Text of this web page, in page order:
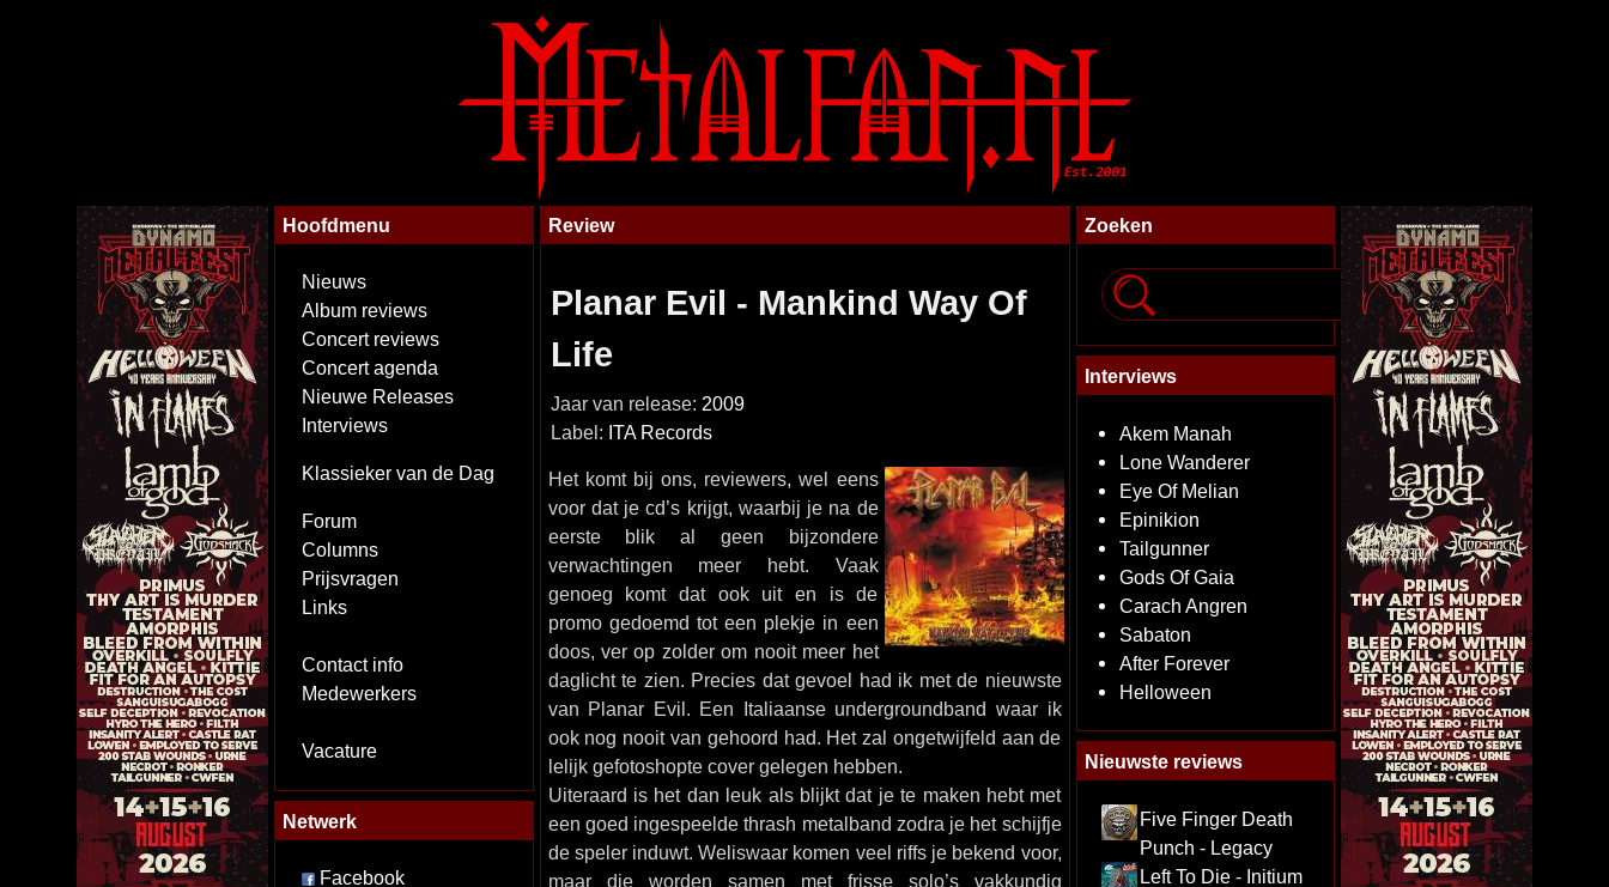
Hoofdmenu
Nieuws
Album reviews
Concert reviews
Concert agenda
Nieuwe Releases
Interviews
Klassieker van de Dag
Forum
Columns
Prijsvragen
Links
Contact info
Medewerkers
Vacature
Netwerk
Facebook
Review
Planar Evil - Mankind Way Of
Life
Jaar van release: 2009
Label: ITA Records
Het komt bij ons, reviewers, wel eens
voor dat je cd’s krijgt, waarbij je na de
eerste blik al geen bijzondere
verwachtingen meer hebt. Vaak
genoeg komt dat ook uit en is de
promo gedoemd tot een plekje in een
doos, ver op zolder om nooit meer het
daglicht te zien. Precies dat gevoel had ik met de nieuwste
van Planar Evil. Een Italiaanse undergroundband waar ik
ook nog nooit van gehoord had. Het zal ongetwijfeld aan de
lelijk gefotoshopte cover gelegen hebben.
Uiteraard is het dan leuk als blijkt dat je te maken hebt met
een goed ingespeelde thrash metalband zodra je het schijfje
de speler induwt. Weliswaar komen veel riffs je bekend voor,
maar die worden samen met frisse solo’s vakkundig
Zoeken
Interviews
Akem Manah
Lone Wanderer
Eye Of Melian
Epinikion
Tailgunner
Gods Of Gaia
Carach Angren
Sabaton
After Forever
Helloween
Nieuwste reviews
Five Finger Death
Punch - Legacy
Left To Die - Initium